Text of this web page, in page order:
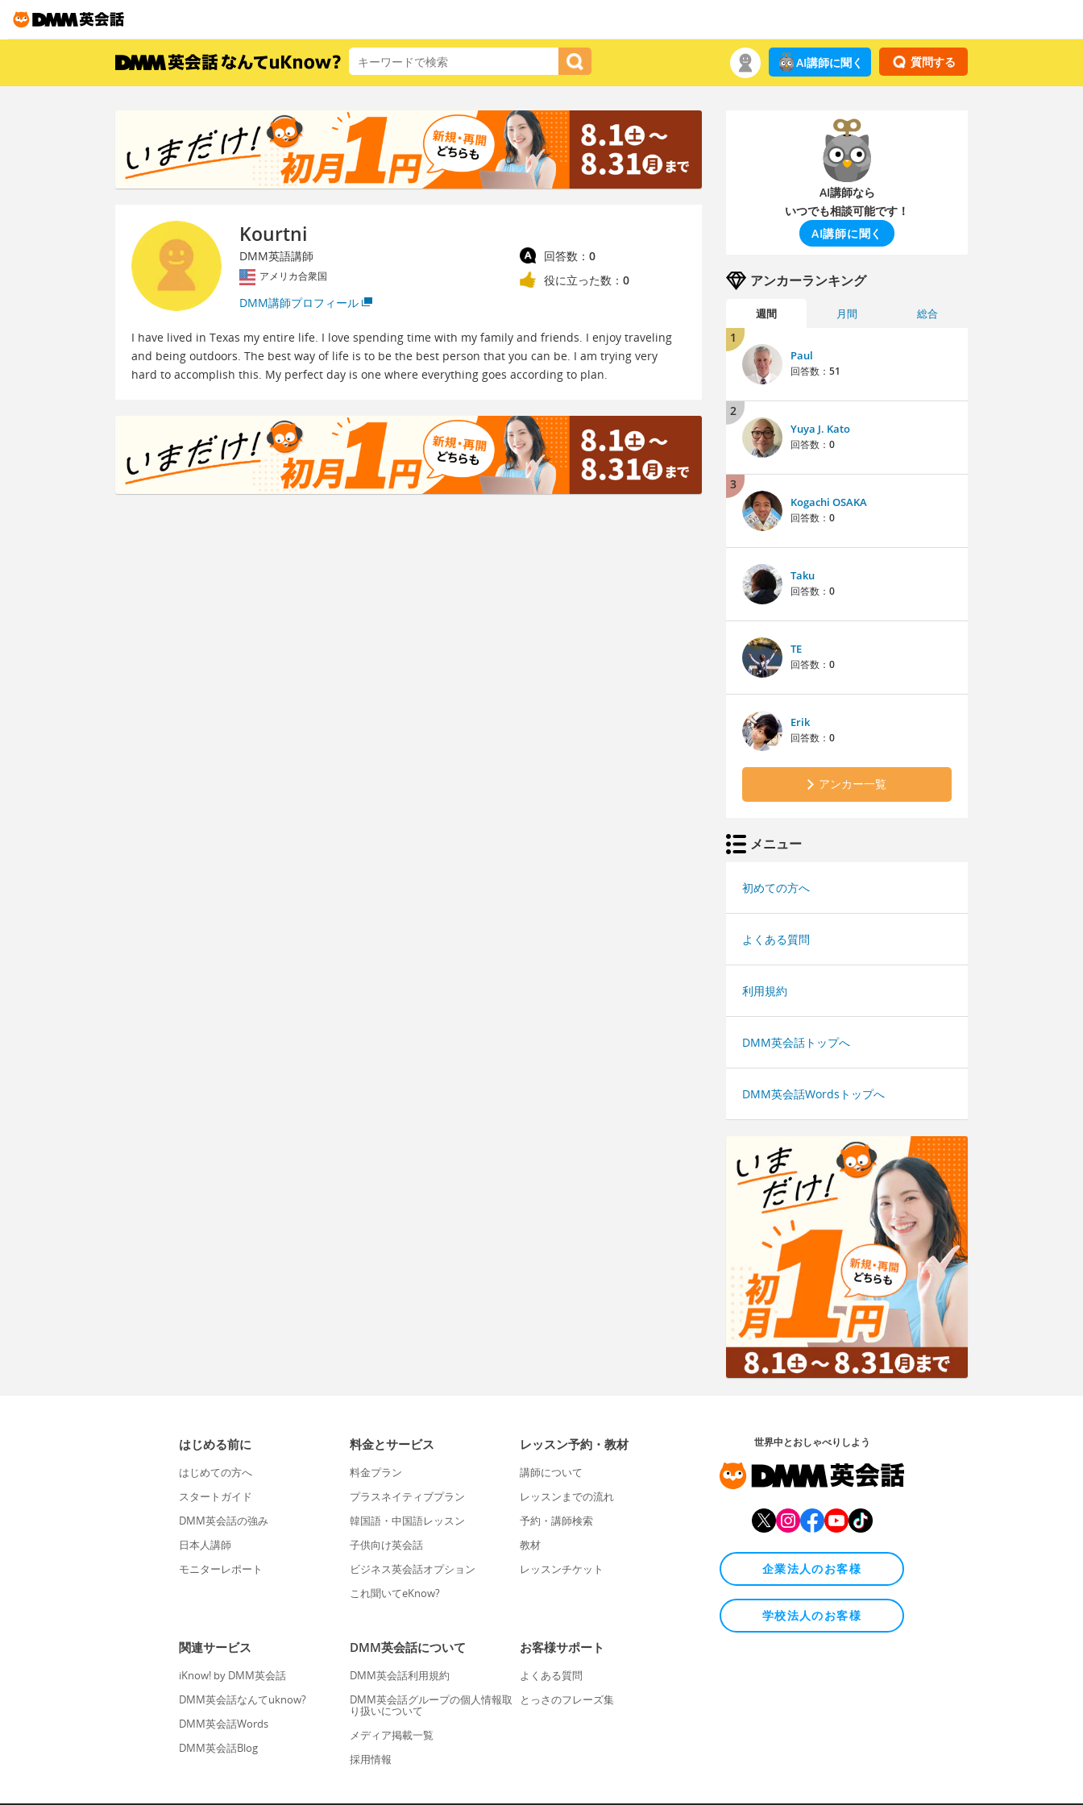
質問する
AI講師に聞く
Kourtni
DMM英語講師
アメリカ合衆国
DMM講師プロフィール
回答数： 0
役に立った数： 0
I have lived in Texas my entire life. I love spending time with my family and friends. I enjoy traveling
and being outdoors. The best way of life is to be the best person that you can be. I am trying very
hard to accomplish this. My perfect day is one where everything goes according to plan.
AI講師なら
いつでも相談可能です！
AI講師に聞く
アンカーランキング
週間 月間 総合
1
Paul
回答数： 51
2
Yuya J. Kato
回答数： 0
3
Kogachi OSAKA
回答数： 0
Taku
回答数： 0
TE
回答数： 0
Erik
回答数： 0
アンカー一覧
メニュー
初めての方へ
よくある質問
利用規約
DMM英会話トップへ
DMM英会話Wordsトップへ
はじめる前に
はじめての方へ
スタートガイド
DMM英会話の強み
日本人講師
モニターレポート
料金とサービス
料金プラン
プラスネイティブプラン
韓国語・中国語レッスン
子供向け英会話
ビジネス英会話オプション
これ聞いてeKnow?
レッスン予約・教材
講師について
レッスンまでの流れ
予約・講師検索
教材
レッスンチケット
関連サービス
iKnow! by DMM英会話
DMM英会話なんてuknow?
DMM英会話Words
DMM英会話Blog
DMM英会話について
DMM英会話利用規約
DMM英会話グループの個人情報取
り扱いについて
メディア掲載一覧
採用情報
お客様サポート
よくある質問
とっさのフレーズ集
世界中とおしゃべりしよう
企業法人のお客様
学校法人のお客様